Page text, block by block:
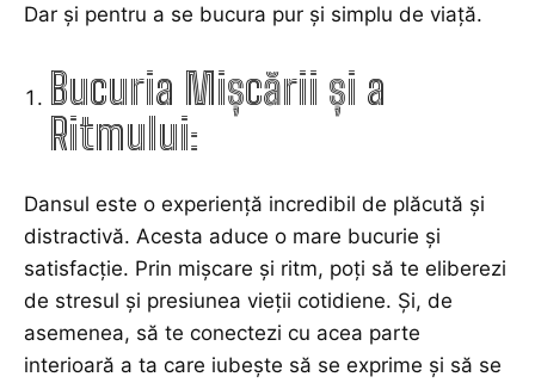
Dar și pentru a se bucura pur și simplu de viață.
Bucuria Mișcării și a
Ritmului:
Dansul este o experiență incredibil de plăcută și
distractivă. Acesta aduce o mare bucurie și
satisfacție. Prin mișcare și ritm, poți să te eliberezi
de stresul și presiunea vieții cotidiene. Și, de
asemenea, să te conectezi cu acea parte
interioară a ta care iubește să se exprime și să se